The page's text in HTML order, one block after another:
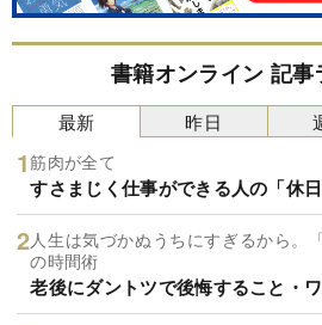
書籍オンライン 記事
最新
筋肉が全て
すさまじく仕事ができる人の「休
人生は気づかぬうちにすぎるから。
の時間術
老後にダントツで後悔すること・
昨日